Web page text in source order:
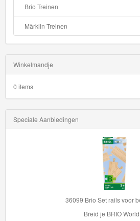
Brio Treinen
Märklin Treinen
Winkelmandje
0 items
Speciale Aanbiedingen
36099 Brio Set rails voor
Breid je BRIO World